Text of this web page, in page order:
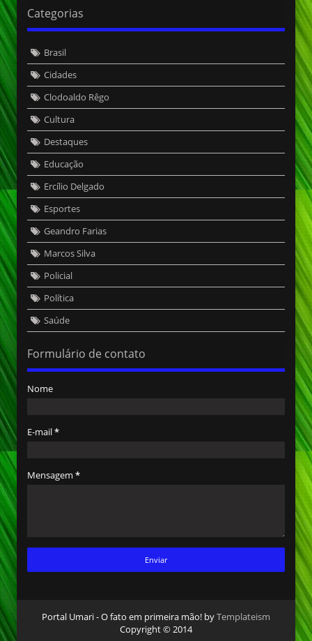
Categorias
Brasil
Cidades
Clodoaldo Rêgo
Cultura
Destaques
Educação
Ercílio Delgado
Esportes
Geandro Farias
Marcos Silva
Policial
Política
Saúde
Formulário de contato
Nome
E-mail*
Mensagem *
Portal Umari - O fato em primeira mão! byTemplateism
Copyright © 2014